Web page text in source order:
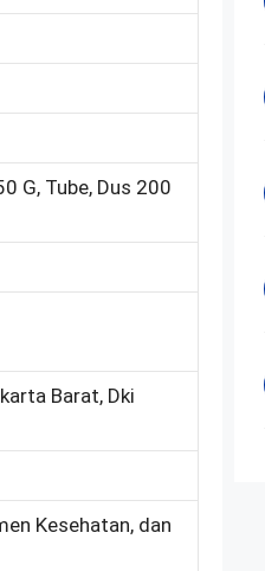
G, Tube, Dus 200
Barat, Dki
Kesehatan, dan